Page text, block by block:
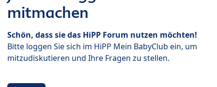
mitmachen
Schön, dass sie das HiPP Forum nutzen möchten!
Bitte loggen Sie sich im HiPP Mein BabyClub ein, um
mitzudiskutieren und Ihre Fragen zu stellen.